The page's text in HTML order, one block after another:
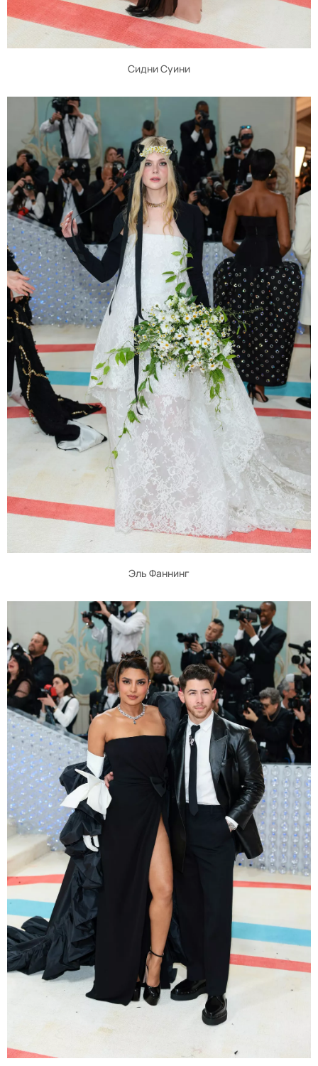
Сидни Суини
Эль Фаннинг